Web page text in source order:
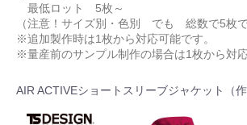
最低ロット 5枚～
（注意！サイズ別・色別 でも 総数で5枚で
※追加製作時は1枚から対応可能です。
※量産前のサンプル制作の場合は1枚から対応
AIR ACTIVEショートスリーブジャケット（作